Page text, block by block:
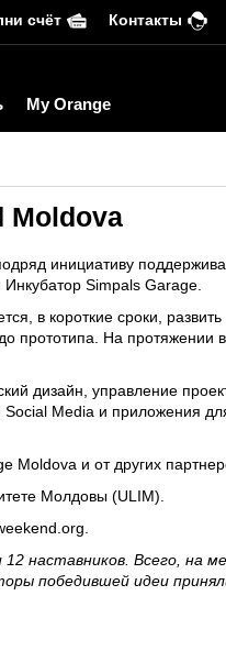
счёт Контакты
My Orange
Moldova
инициативу
Simpals Garage.
в короткие сроки,
прототипа. На протяжении
дизайн, управление
Social Media и приложения
Moldova и от других
Молдовы (ULIM).
наставников. Всего, на
победившей идеи